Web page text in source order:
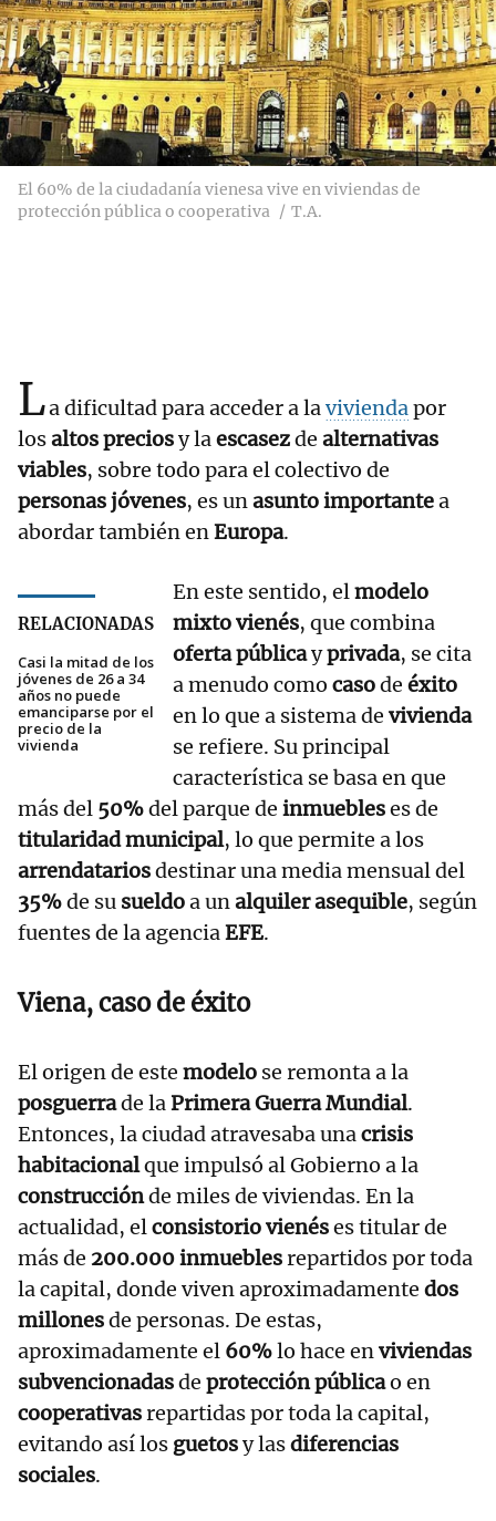
El 60% de la ciudadanía vienesa vive en viviendas de
protección pública o cooperativa
T.A.
La dificultad para acceder a laviviendapor
losaltos preciosy laescasezde alternativas
viables, sobre todo para el colectivo de
personas jóvenes, es unasunto importantea
abordar también enEuropa.
RELACIONADAS
Casi la mitad de los
jóvenes de 26 a 34
años no puede
emanciparse por el
precio de la
vivienda
En este sentido, elmodelo
mixto vienés, que combina
oferta públicayprivada, se cita
a menudo como casode éxito
en lo que a sistema de vivienda
se refiere. Su principal
característica se basa en que
más del 50%del parque de inmuebleses de
titularidad municipal, lo que permite a los
arrendatariosdestinar una media mensual del
35%de su sueldoa unalquiler asequible, según
fuentes de la agenciaEFE.
Viena, caso de éxito
El origen de este modelo se remonta a la
posguerrade laPrimera Guerra Mundial.
Entonces, la ciudad atravesaba unacrisis
habitacionalque impulsó al Gobierno a la
construcciónde miles de viviendas. En la
actualidad, elconsistorio vienéses titular de
más de 200.000 inmueblesrepartidos por toda
la capital, donde viven aproximadamente dos
millonesde personas. De estas,
aproximadamente el 60%lo hace enviviendas
subvencionadasde protección públicao en
cooperativasrepartidas por toda la capital,
evitando así los guetosy lasdiferencias
sociales.